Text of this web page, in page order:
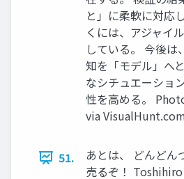
と」に柔軟に対応
くには、アジャイ
している。 今後は
知を「モデル」へ
なシチュエーショ
性を⾼める。
via
51.
あとは、 どんどん
売るぞ！